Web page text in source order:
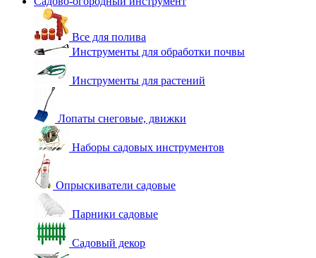
Все для полива
Инструменты для обработки почвы
Инструменты для растений
Лопаты снеговые, движки
Наборы садовых инструментов
Опрыскиватели садовые
Парники садовые
Садовый декор